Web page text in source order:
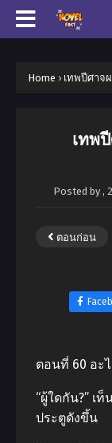
Home › เทพปีศาจ
เทพ
Posted by ,
ตอนก่อน
ตอนที่ 60 อะ
“ผู้ใดกัน?” เ
ประตูดังขึ้น